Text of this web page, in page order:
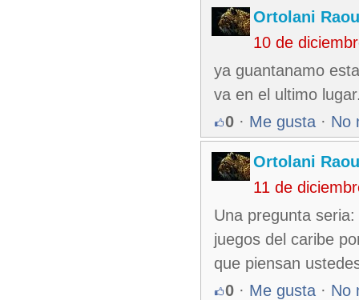
Ortolani
10 de
ya guantanamo
va en el ultimo
0 · Me gusta · No
Ortolani
11 de
Una pregunta
juegos del caribe
que piensan
0 · Me gusta · No